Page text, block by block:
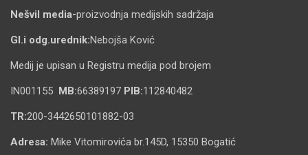
Nešvil media-proizvodnja medijskih sadržaja
Gl.i odg.urednik:Nebojša Ković
Medij je upisan u Registru medija pod brojem
IN001155 MB:66389197 PIB:112840482
TR:200-3442650101882-03
Adresa: Mike Vitomirovića br.145D, 15350 Bogatić